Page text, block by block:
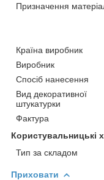
Призначення
Країна виробник
Виробник
Спосіб нанесення
Вид декоративної
штукатурки
Фактура
Користувальницькі
Тип за складом
Приховати